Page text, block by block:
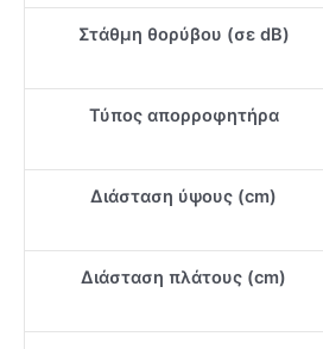
Στάθμη θορύβου (σε dB)
Τύπος απορροφητήρα
Διάσταση ύψους (cm)
Διάσταση πλάτους (cm)